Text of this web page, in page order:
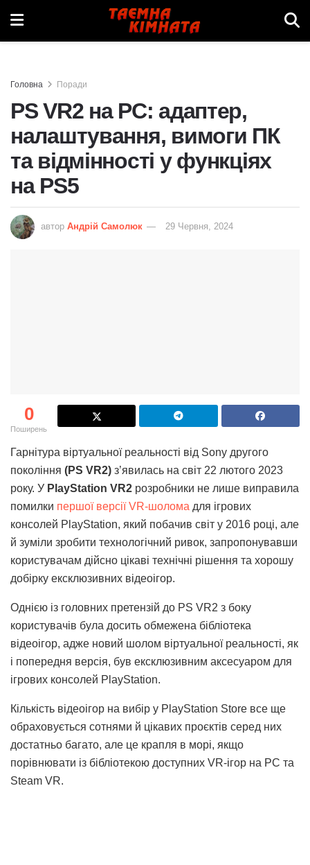
Головна Поради
PS VR2 на PC: адаптер,
налаштування, вимоги ПК
та відмінності у функціях
на PS5
автор Андрій Самолюк 29 Червня, 2024
0
Поширень
Гарнітура віртуальної реальності від Sony другого
покоління (PS VR2) з’явилась на світ 22 лютого 2023
року. У PlayStation VR2 розробники не лише виправила
помилки першої версії VR-шолома для ігрових
консолей PlayStation, який побачив світ у 2016 році, але
й зуміли зробити технологічний ривок, запропонувавши
користувачам дійсно цікаві технічні рішення та хорошу
добірку ексклюзивних відеоігор.
Однією із головних претензій до PS VR2 з боку
користувачів була досить обмежена бібліотека
відеоігор, адже новий шолом віртуальної реальності, як
і попередня версія, був ексклюзивним аксесуаром для
ігрових консолей PlayStation.
Кількість відеоігор на вибір у PlayStation Store все ще
обраховується сотнями й цікавих проєктів серед них
достатньо багато, але це крапля в морі, якщо
порівнювати із бібліотекою доступних VR-ігор на PC та
Steam VR.